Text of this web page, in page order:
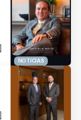
NOTICIAS